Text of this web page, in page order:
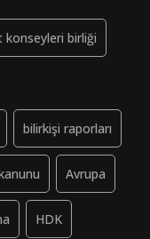
konseyleri birliği
bilirkişi raporları
Avrupa
HDK